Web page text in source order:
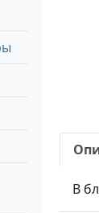
В